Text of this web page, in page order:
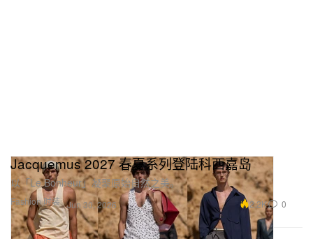
Fashion 时装
Jacquemus 2027 春夏系列登陆科西嘉岛
以「Le Bonheur」凝聚原始自然之美。
Jun 30, 2026 2.2K 0